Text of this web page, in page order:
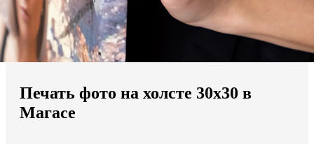
Мы доставляем по всему миру
Продолжить без города
Печать фото на холсте 30х30 в
Магасе